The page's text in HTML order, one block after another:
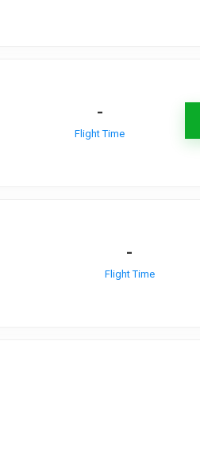
-
Flight Time
-
Flight Time